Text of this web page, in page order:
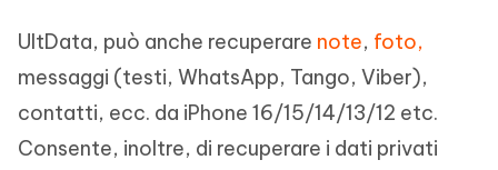
UltData, può anche recuperare note, foto,
messaggi (testi, WhatsApp, Tango, Viber),
contatti, ecc. da iPhone 16/15/14/13/12 etc.
Consente, inoltre, di recuperare i dati privati